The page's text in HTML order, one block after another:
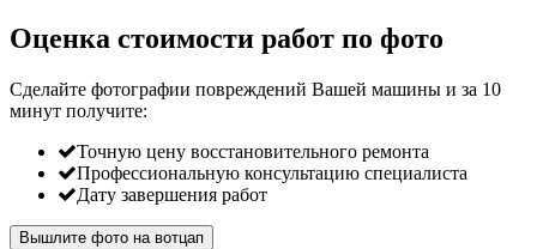
Оценка стоимости работ по фото
Сделайте фотографии повреждений Вашей машины и за 10
минут получите:
Точную цену восстановительного ремонта
Профессиональную консультацию специалиста
Дату завершения работ
Вышлите фото на вотцап